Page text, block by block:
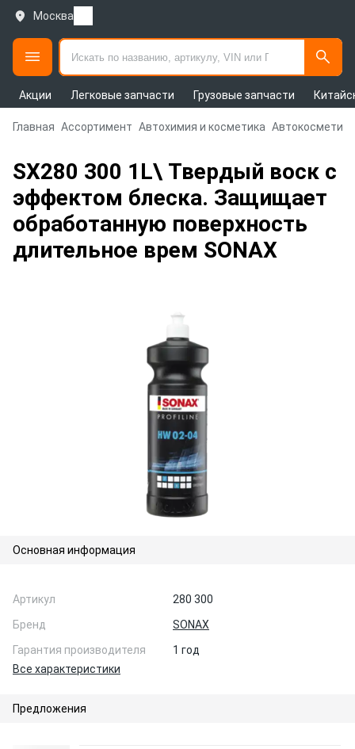
Москва
Акции Легковые запчасти Грузовые запчасти
Главная Ассортимент Автохимия и косметика Автокосметика
SX280 300 1L\ Твердый воск с
эффектом блеска. Защищает
обработанную поверхность
длительное врем SONAX
Основная информация
Артикул
280 300
Бренд
SONAX
Гарантия производителя
1 год
Все характеристики
Предложения